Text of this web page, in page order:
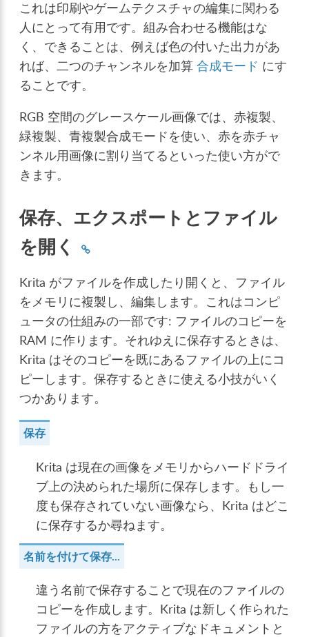
これは印刷やゲームテクスチャの編集に関わる
人にとって有用です。組み合わせる機能はな
く、できることは、例えば色の付いた出力があ
れば、二つのチャンネルを加算合成モード にす
ることです。
RGB 空間のグレースケール画像では、赤複製、
緑複製、青複製合成モードを使い、赤を赤チャ
ンネル用画像に割り当てるといった使い方がで
きます。
保存、エクスポートとファイル
を開く
Krita がファイルを作成したり開くと、ファイル
をメモリに複製し、編集します。これはコンピ
ュータの仕組みの一部です: ファイルのコピーを
RAM に作ります。それゆえに保存するときは、
Krita はそのコピーを既にあるファイルの上にコ
ピーします。保存するときに使える小技がいく
つかあります。
保存
Krita は現在の画像をメモリからハードドライ
ブ上の決められた場所に保存します。もし一
度も保存されていない画像なら、Krita はどこ
に保存するか尋ねます。
名前を付けて保存...
違う名前で保存することで現在のファイルの
コピーを作成します。Krita は新しく作られた
ファイルの方をアクティブなドキュメントと